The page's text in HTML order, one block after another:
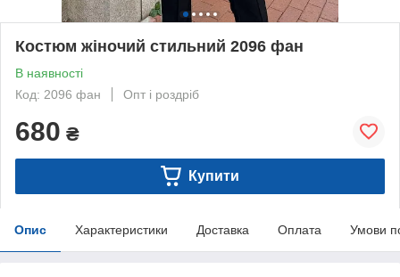
Костюм жіночий стильний 2096 фан
В наявності
Код: 2096 фан
Опт і роздріб
680 ₴
Купити
Опис Характеристики Доставка Оплата Умови